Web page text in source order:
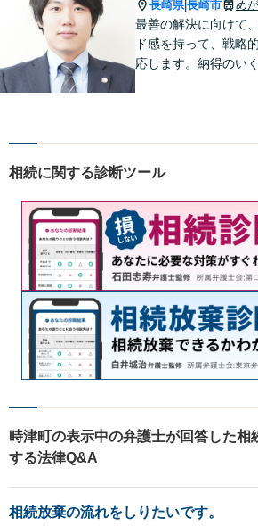
さい。
長崎県|長崎市 め
最善の解決に向けて
ド感を持って、戦略
応します。納得のいく
相続に関する診断ツール
時津町の表示中の弁護士が回答した相
する法律Q&A
相続放棄の流れをしりたいです。